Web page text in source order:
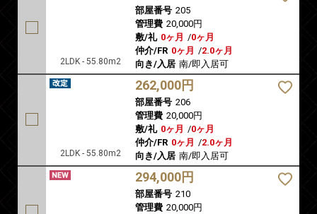
2LDK - 55.80m2
部屋番号 205
管理費 20,000円
敷/礼 0ヶ月 /0ヶ月
仲介/FR 0ヶ月 /2.0ヶ月
向き/入居 南/即入居可
2LDK - 55.80m2
262,000円
部屋番号 206
管理費 20,000円
敷/礼 0ヶ月 /0ヶ月
仲介/FR 0ヶ月 /2.0ヶ月
向き/入居 南/即入居可
294,000円
部屋番号 210
管理費 20,000円